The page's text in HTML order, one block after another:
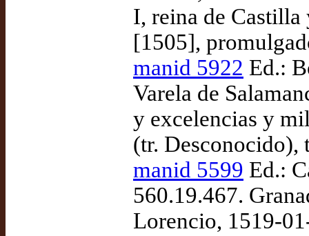
I, reina de Castilla
[1505],
manid 5922 Ed.:
Varela de
y excelencias y
(tr. Desconocido),
manid 5599 Ed.:
560.19.467.
Lorencio, 1519-